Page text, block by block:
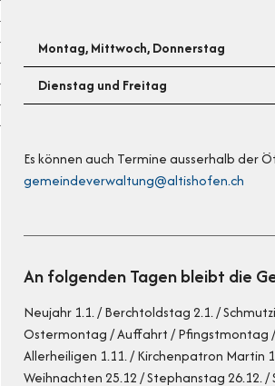
Montag, Mittwoch, Donnerstag
Dienstag und Freitag
Es können auch Termine ausserhalb der
gemeindeverwaltung@altishofen.ch
An folgenden Tagen bleibt die
Neujahr 1.1. / Berchtoldstag 2.1. /
Ostermontag / Auffahrt / Pfingstmontag
Allerheiligen 1.11. / Kirchenpatron Martin
Weihnachten 25.12 / Stephanstag 26.12. /